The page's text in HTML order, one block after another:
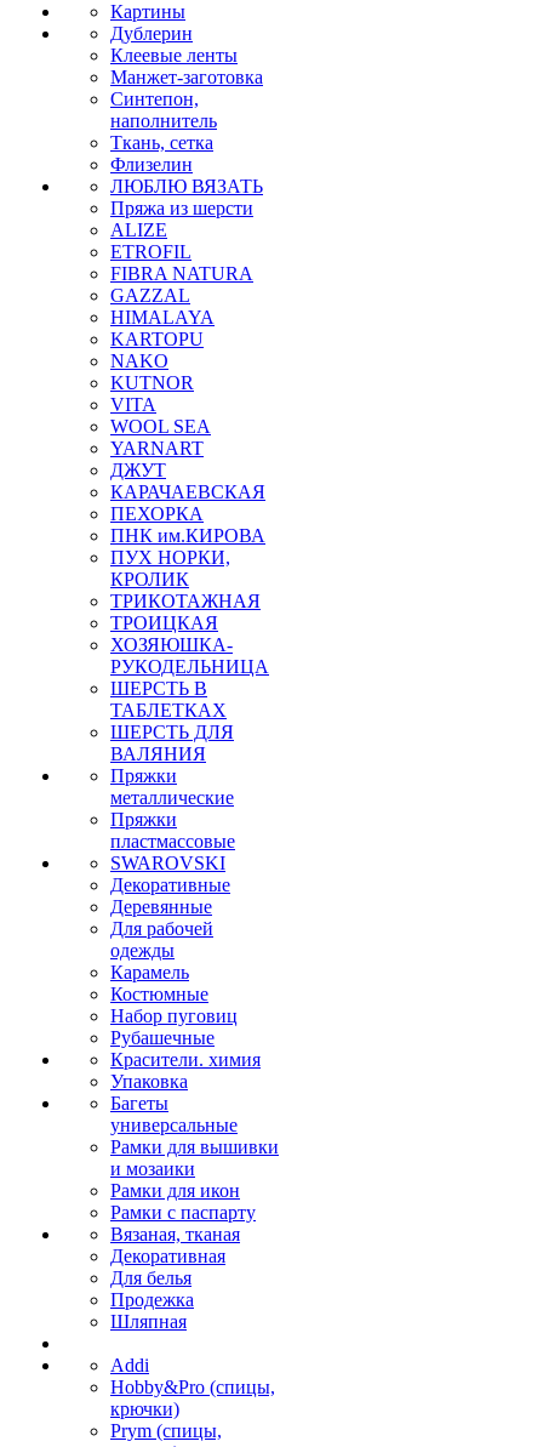
Картины
Дублерин
Клеевые ленты
Манжет-заготовка
Синтепон,
наполнитель
Ткань, сетка
Флизелин
ЛЮБЛЮ ВЯЗАТЬ
Пряжа из шерсти
ALIZE
ETROFIL
FIBRA NATURA
GAZZAL
HIMALAYA
KARTOPU
NAKO
KUTNOR
VITA
WOOL SEA
YARNART
ДЖУТ
КАРАЧАЕВСКАЯ
ПЕХОРКА
ПНК им.КИРОВА
ПУХ НОРКИ,
КРОЛИК
ТРИКОТАЖНАЯ
ТРОИЦКАЯ
ХОЗЯЮШКА-
РУКОДЕЛЬНИЦА
ШЕРСТЬ В
ТАБЛЕТКАХ
ШЕРСТЬ ДЛЯ
ВАЛЯНИЯ
Пряжки
металлические
Пряжки
пластмассовые
SWAROVSKI
Декоративные
Деревянные
Для рабочей
одежды
Карамель
Костюмные
Набор пуговиц
Рубашечные
Красители. химия
Упаковка
Багеты
универсальные
Рамки для вышивки
и мозаики
Рамки для икон
Рамки с паспарту
Вязаная, тканая
Декоративная
Для белья
Продежка
Шляпная
Addi
Hobby&Pro (спицы,
крючки)
Prym (спицы,